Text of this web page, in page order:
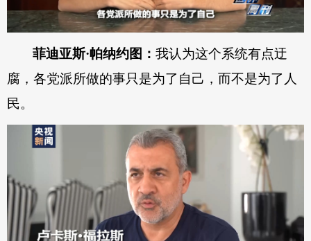
菲迪亚斯·帕纳约图：我认为这个系统有点迂
腐，各党派所做的事只是为了自己，而不是为了人
民。